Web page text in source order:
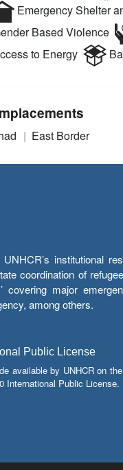
Emergency Shelter
Based Violence
to Energy
East Border
institutional
coordination of
covering major
among others.
Public License
available by UNHCR on
International Public License.